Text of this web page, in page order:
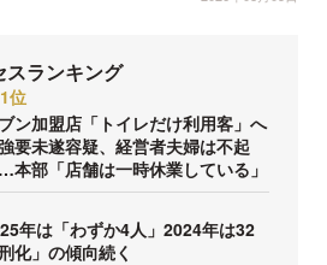
スランキング
1位
ン加盟店「トイレだけ利用客」へ
要未遂容疑、経営者夫婦は不起
本部「店舗は一時休業している」
年は「わずか4人」2024年は32
化」の傾向続く